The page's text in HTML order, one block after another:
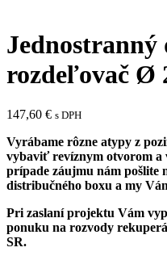
rozdeľovač Ø
147,60 € s DPH
Vyrábame rôzne atypy z
vybaviť revíznym otvorom a
prípade záujmu nám pošlite
distribučného boxu a my
Pri zaslaní projektu Vám
ponuku na rozvody
SR.